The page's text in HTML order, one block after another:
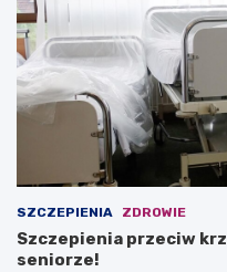
SZCZEPIENIA ZDROWIE
Szczepienia przeciw
seniorze!